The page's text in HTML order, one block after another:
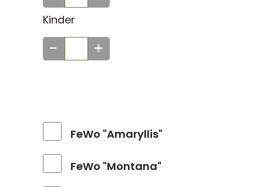
Kinder
- +
FeWo "Amaryllis"
FeWo "Montana"